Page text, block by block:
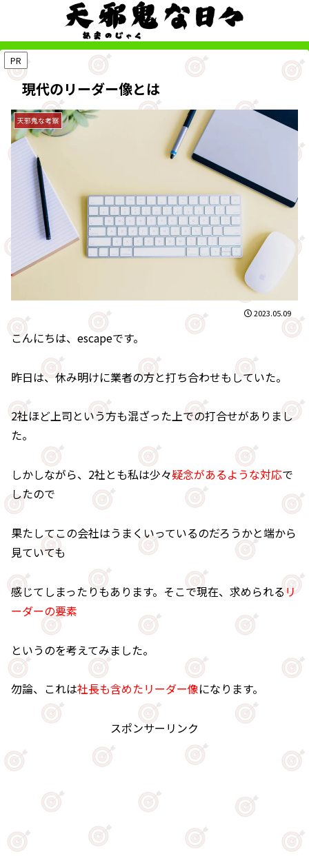
PR
現代のリーダー像とは
天邪鬼な考察
2023.05.09
こんにちは、escapeです。
昨日は、休み明けに業者の方と打ち合わせもしていた。
2社ほど上司という方も混ざった上での打合せがありまし
た。
しかしながら、2社とも私は少々疑念があるような対応で
したので
果たしてこの会社はうまくいっているのだろうかと端から
見ていても
感じてしまったりもあります。そこで現在、求められるリ
ーダーの要素
というのを考えてみました。
勿論、これは社長も含めたリーダー像になります。
スポンサーリンク